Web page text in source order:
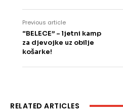
Previous article
“BELECE” – ljetni kamp
za djevojke uz obilje
košarke!
RELATED ARTICLES